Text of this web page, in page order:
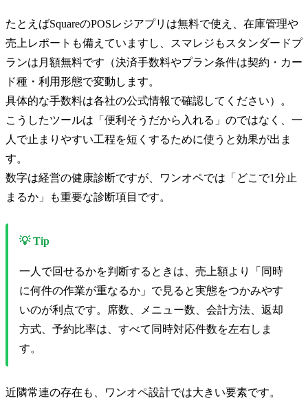
たとえばSquareのPOSレジアプリは無料で使え、在庫管理や
売上レポートも備えていますし、スマレジもスタンダードプ
ランは月額無料です（決済手数料やプラン条件は契約・カー
ド種・利用形態で変動します。
具体的な手数料は各社の公式情報で確認してください）。
こうしたツールは「便利そうだから入れる」のではなく、一
人で止まりやすい工程を短くするために使うと効果が出ま
す。
数字は経営の健康診断ですが、ワンオペでは「どこで1分止
まるか」も重要な診断項目です。
💡 Tip
一人で回せるかを判断するときは、売上額より「同時
に何件の作業が重なるか」で見ると実態をつかみやす
いのが利点です。席数、メニュー数、会計方法、返却
方式、予約比率は、すべて同時対応件数を左右しま
す。
近隣常連の存在も、ワンオペ設計では大きい要素です。